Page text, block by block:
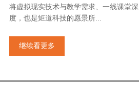
将虚拟现实技术与教学需求、一线课堂
度，也是矩道科技的愿景所...
继续看更多